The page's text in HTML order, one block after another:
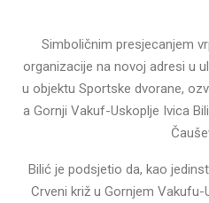
Simboličnim presjecanjem
organizacije na novoj adresi u
u objektu Sportske dvorane,
a Gornji Vakuf-Uskoplje Ivica
Bilić je podsjetio da, kao
Crveni križ u Gornjem